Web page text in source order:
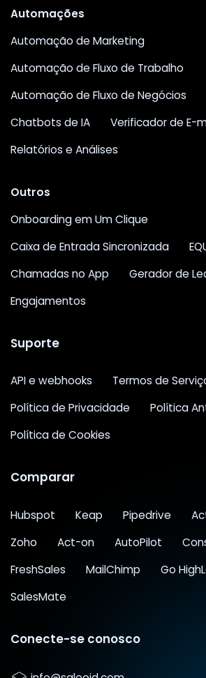
Automações
Automação de Marketing
Automação de Fluxo de Trabalho
Automação de Fluxo de Negócios
Chatbots de IA
Verificador de E-
Relatórios e Análises
Outros
Onboarding em Um Clique
Caixa de Entrada Sincronizada
Chamadas no App
Gerador de
Engajamentos
Suporte
API e webhooks
Termos de
Política de Privacidade
Política
Política de Cookies
Comparar
Hubspot Keap Pipedrive
Zoho
Act-on AutoPilot
FreshSales
MailChimp
Go
SalesMate
Conecte-se conosco